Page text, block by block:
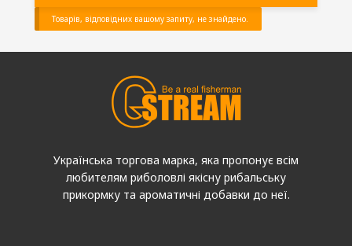
Товарів, відповідних вашому запиту, не знайдено.
Українська торгова марка, яка пропонує всім
любителям риболовлі якісну рибальську
прикормку та ароматичні добавки до неї.